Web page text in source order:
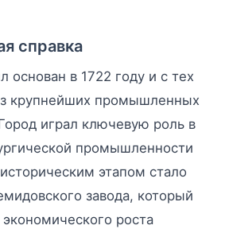
справка
основан в 1722 году и с тех
крупнейших промышленных
играл ключевую роль в
промышленности
этапом стало
завода, который
роста